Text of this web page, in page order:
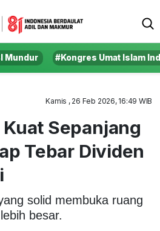
Mundur #Kongres Umat Islam
Kamis , 26 Feb 2026, 16:49 WIB
Sepanjang
Tebar Dividen
solid membuka ruang
besar.